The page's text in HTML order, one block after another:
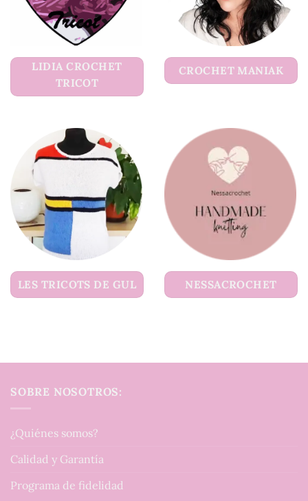
LIDIA CROCHET
TRICOT
CROCHET MANIAK
LES TRICOTS DE GUL NESSACROCHET
SOBRE NOSOTROS:
¿Quiénes somos?
Calidad y Garantía
Programa de fidelidad